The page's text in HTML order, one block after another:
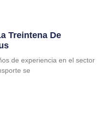
Treintena De
de experiencia en el sector
se